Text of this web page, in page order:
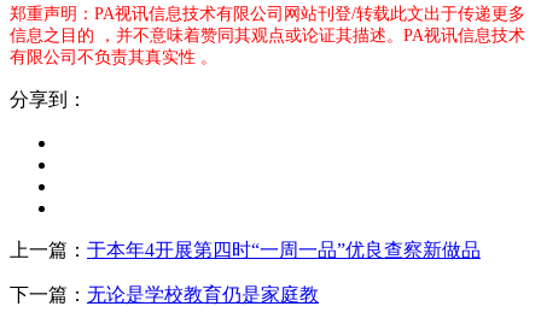
郑重声明：PA视讯信息技术有限公司网站刊登/转载此文出于传递更多
信息之目的 ，并不意味着赞同其观点或论证其描述。PA视讯信息技术
有限公司不负责其真实性 。
分享到：
上一篇： 于本年4开展第四时“一周一品”优良查察新做品
下一篇： 无论是学校教育仍是家庭教